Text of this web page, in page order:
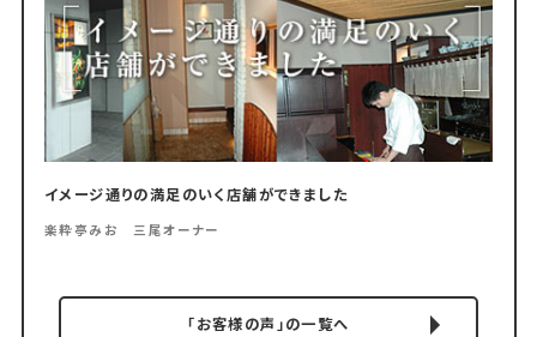
イメージ通りの満足のいく店舗ができました
楽粋亭みお 三尾オーナー
「お客様の声」の一覧へ